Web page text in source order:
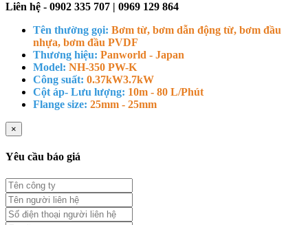
Liên hệ - 0902 335 707 | 0969 129 864
Tên thường gọi: Bơm từ, bơm dẫn động từ, bơm đầu
nhựa, bơm đầu PVDF
Thương hiệu: Panworld - Japan
Model: NH-350 PW-K
Công suất: 0.37kW3.7kW
Cột áp- Lưu lượng: 10m - 80 L/Phút
Flange size: 25mm - 25mm
×
Yêu cầu báo giá